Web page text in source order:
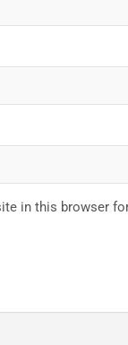
in this browser